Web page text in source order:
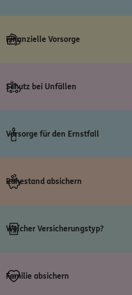
Finanzielle Vorsorge
Schutz bei Unfällen
Vorsorge für den Ernstfall
Ruhestand absichern
Welcher Versicherungstyp?
Familie absichern